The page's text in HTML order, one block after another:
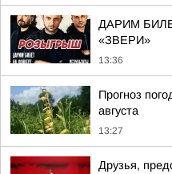
ДАРИМ
«ЗВЕРИ»
13:36
Прогноз
августа
13:27
Друзья,